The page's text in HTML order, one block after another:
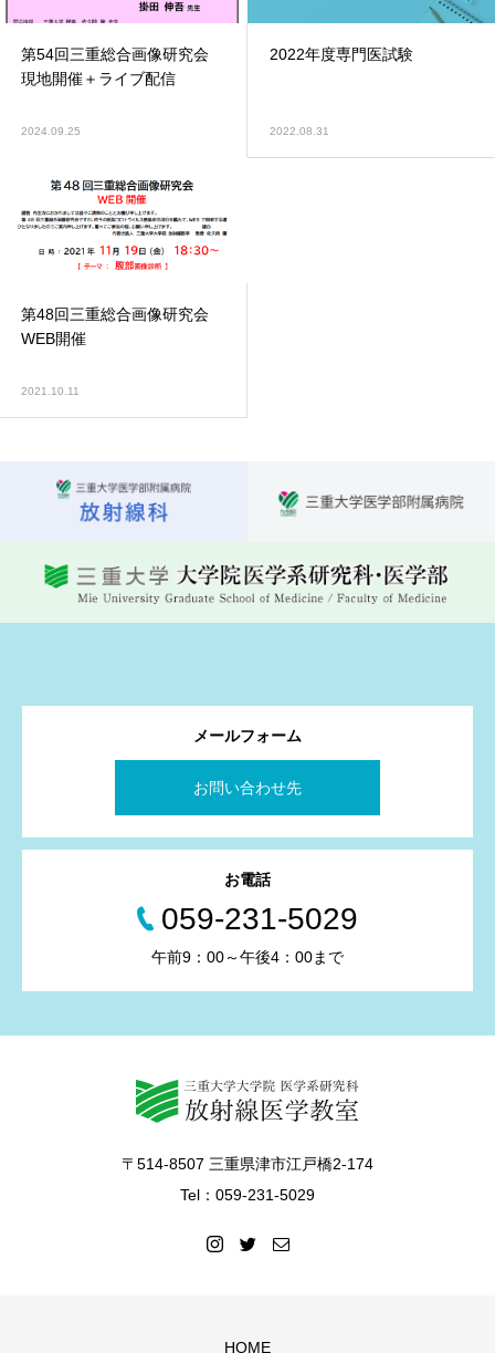
第54回三重総合画像研究会
現地開催＋ライブ配信
2024.09.25
2022年度専門医試験
2022.08.31
第48回三重総合画像研究会
WEB開催
2021.10.11
メールフォーム
お問い合わせ先
お電話
059-231-5029
午前9：00～午後4：00まで
〒514-8507 三重県津市江戸橋2-174
Tel：059-231-5029
HOME